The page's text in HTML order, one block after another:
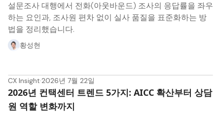
설문조사 대행에서 전화(아웃바운드) 조사의 응답률을 좌우
하는 요인과, 조사원 편차 없이 실사 품질을 표준화하는 방
법을 정리했습니다.
황성현
CX Insight·2026년 7월 22일
2026년 컨택센터 트렌드 5가지: AICC 확산부터 상담
원 역할 변화까지